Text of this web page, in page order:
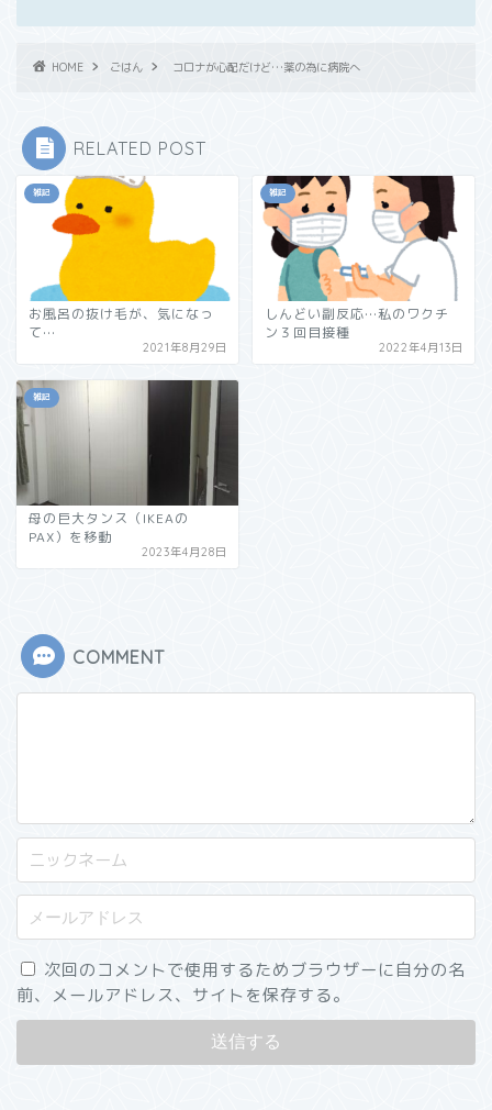
HOME ごはん コロナが心配だけど…薬の為に病院へ
RELATED POST
雑記
お風呂の抜け毛が、気になっ
て…
2021年8月29日
雑記
しんどい副反応…私のワクチ
ン３回目接種
2022年4月13日
雑記
母の巨大タンス（IKEAの
PAX）を移動
2023年4月28日
COMMENT
次回のコメントで使用するためブラウザーに自分の名
前、メールアドレス、サイトを保存する。